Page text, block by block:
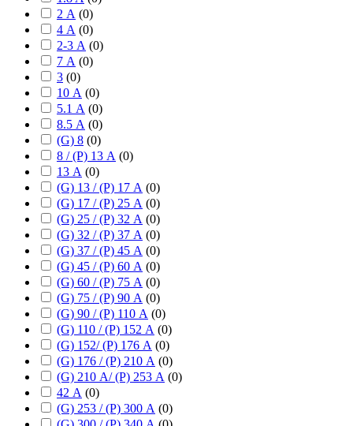
2 А (0)
4 А (0)
2-3 А (0)
7 А (0)
3 (0)
10 А (0)
5.1 А (0)
8.5 А (0)
(G) 8 (0)
8 / (P) 13 А (0)
13 А (0)
(G) 13 / (P) 17 А (0)
(G) 17 / (P) 25 А (0)
(G) 25 / (P) 32 А (0)
(G) 32 / (P) 37 А (0)
(G) 37 / (P) 45 А (0)
(G) 45 / (P) 60 А (0)
(G) 60 / (P) 75 А (0)
(G) 75 / (P) 90 А (0)
(G) 90 / (P) 110 А (0)
(G) 110 / (P) 152 А (0)
(G) 152/ (P) 176 А (0)
(G) 176 / (P) 210 А (0)
(G) 210 А/ (P) 253 А (0)
42 А (0)
(G) 253 / (P) 300 А (0)